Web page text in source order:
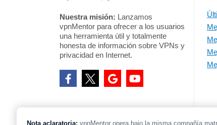
Nuestra misión: Lanzamos
vpnMentor para ofrecer a los usuarios
una herramienta útil y totalmente
honesta de información sobre VPNs y
privacidad en Internet.
Nota aclaratoria: vpnMentor opera bajo la misma compañía